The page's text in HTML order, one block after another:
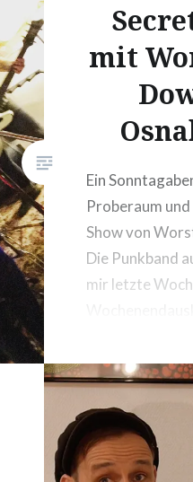
mit
Ein
Proberaum
Show von
Die Punkband
mir letzte